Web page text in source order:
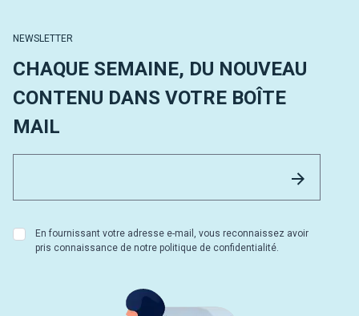
NEWSLETTER
CHAQUE SEMAINE, DU NOUVEAU
CONTENU DANS VOTRE BOÎTE
MAIL
En fournissant votre adresse e-mail, vous reconnaissez avoir
pris connaissance de notre politique de confidentialité.